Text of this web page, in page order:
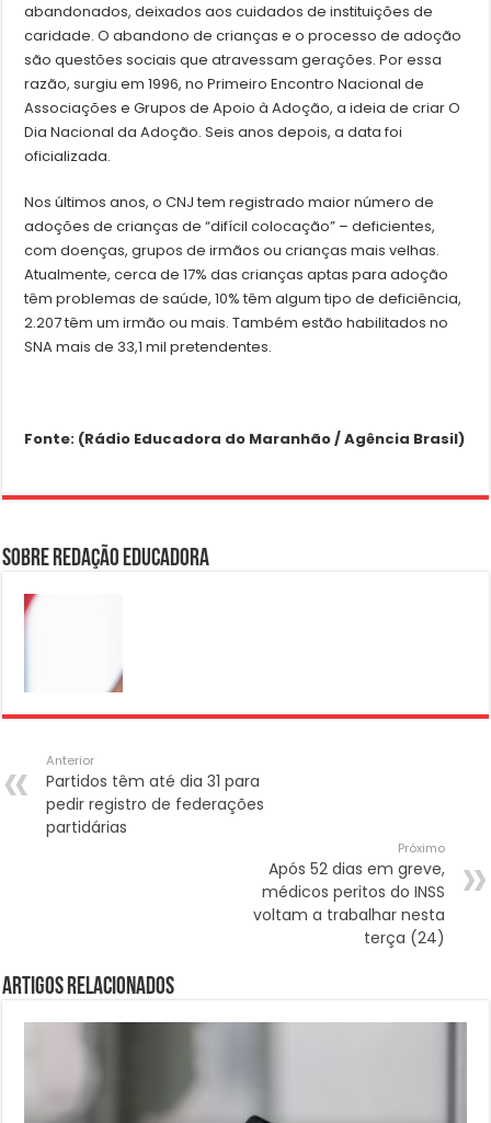
abandonados, deixados aos cuidados de instituições de
caridade. O abandono de crianças e o processo de adoção
são questões sociais que atravessam gerações. Por essa
razão, surgiu em 1996, no Primeiro Encontro Nacional de
Associações e Grupos de Apoio à Adoção, a ideia de criar O
Dia Nacional da Adoção. Seis anos depois, a data foi
oficializada.
Nos últimos anos, o CNJ tem registrado maior número de
adoções de crianças de “difícil colocação” – deficientes,
com doenças, grupos de irmãos ou crianças mais velhas.
Atualmente, cerca de 17% das crianças aptas para adoção
têm problemas de saúde, 10% têm algum tipo de deficiência,
2.207 têm um irmão ou mais. Também estão habilitados no
SNA mais de 33,1 mil pretendentes.
Fonte: (Rádio Educadora do Maranhão / Agência Brasil)
Sobre Redação Educadora
Anterior
Partidos têm até dia 31 para
pedir registro de federações
partidárias
Próximo
Após 52 dias em greve,
médicos peritos do INSS
voltam a trabalhar nesta
terça (24)
Artigos Relacionados